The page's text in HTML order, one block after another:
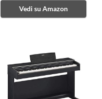
Vedi su Amazon